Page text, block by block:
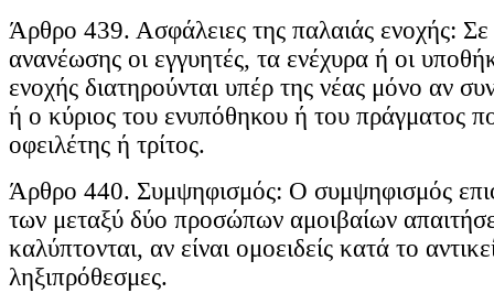
Άρθρο 439. Ασφάλειες της παλαιάς ενοχής:
ανανέωσης οι εγγυητές, τα ενέχυρα ή οι
ενοχής διατηρούνται υπέρ της νέας μόνο αν
ή ο κύριος του ενυπόθηκου ή του πράγματος
οφειλέτης ή τρίτος.
Άρθρο 440. Συμψηφισμός: Ο συμψηφισμός
των μεταξύ δύο προσώπων αμοιβαίων
καλύπτονται, αν είναι ομοειδείς κατά το
ληξιπρόθεσμες.